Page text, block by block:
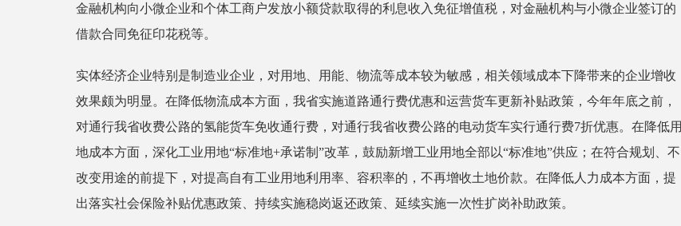
金融机构向小微企业和个体工商户发放小额贷款取得的利息收入免征增值税，对金融机构与小微企业签订的
借款合同免征印花税等。
实体经济企业特别是制造业企业，对用地、用能、物流等成本较为敏感，相关领域成本下降带来的企业增收
效果颇为明显。在降低物流成本方面，我省实施道路通行费优惠和运营货车更新补贴政策，今年年底之前，
对通行我省收费公路的氢能货车免收通行费，对通行我省收费公路的电动货车实行通行费7折优惠。在降低用
地成本方面，深化工业用地“标准地+承诺制”改革，鼓励新增工业用地全部以“标准地”供应；在符合规划、不
改变用途的前提下，对提高自有工业用地利用率、容积率的，不再增收土地价款。在降低人力成本方面，提
出落实社会保险补贴优惠政策、持续实施稳岗返还政策、延续实施一次性扩岗补助政策。